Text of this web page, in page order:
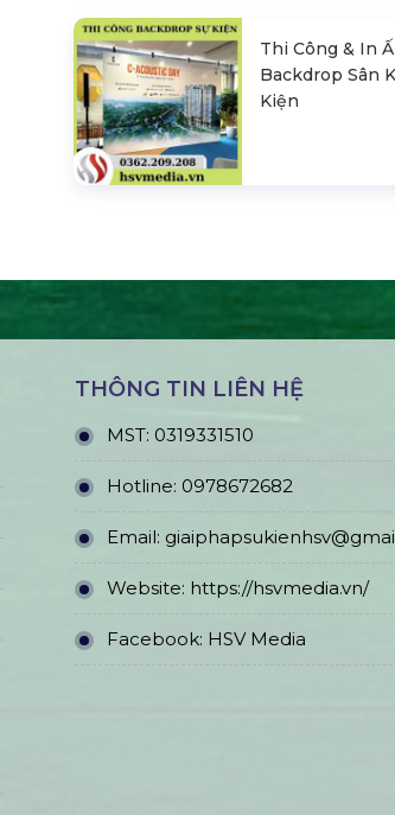
Thi Công & In
Backdrop Sân
Kiện
THÔNG TIN LIÊN HỆ
MST: 0319331510
Hotline: 0978672682
Email:
Website: https://hsvmedia.vn/
Facebook: HSV Media